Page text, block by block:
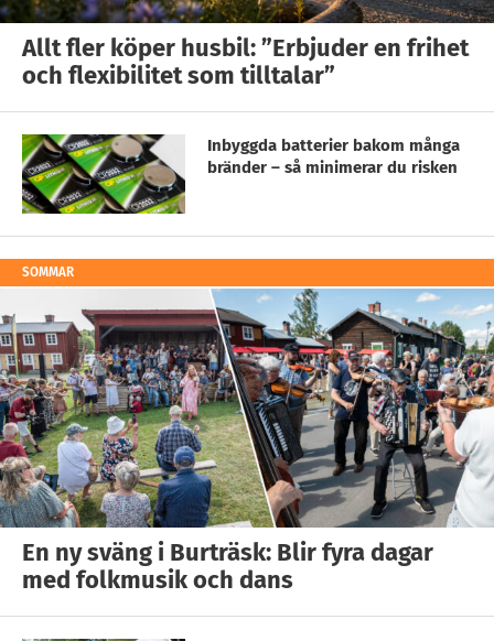
Allt fler köper husbil: ”Erbjuder en frihet
och flexibilitet som tilltalar”
Inbyggda batterier bakom många
bränder – så minimerar du risken
SOMMAR
En ny sväng i Burträsk: Blir fyra dagar
med folkmusik och dans